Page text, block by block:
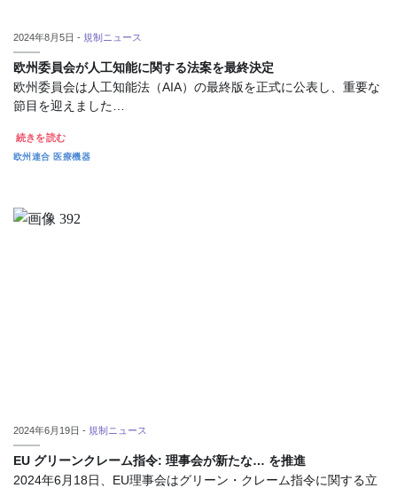
2024年8月5日 - 規制ニュース
欧州委員会が人工知能に関する法案を最終決定
欧州委員会は人工知能法（AIA）の最終版を正式に公表し、重要な
節目を迎えました…
続きを読む
欧州連合 医療機器
2024年6月19日 - 規制ニュース
EU グリーンクレーム指令: 理事会が新たな… を推進
2024年6月18日、EU理事会はグリーン・クレーム指令に関する立